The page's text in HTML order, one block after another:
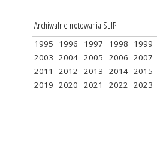
Archiwalne notowania SLIP
1995 1996 1997 1998 1999
2003 2004 2005 2006 2007
2011
2012 2013 2014 2015
2019 2020 2021 2022 2023